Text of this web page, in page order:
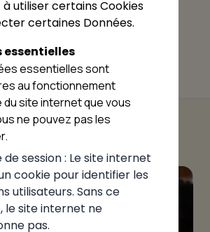
Pizzeria Genevoise
Pizzeria Genevoise
Saint-Julien-en-Genevois
utiliser certains Cookies
certaines Données.
essentielles
essentielles sont
au fonctionnement
du site internet que vous
ne pouvez pas les
de session : Le site internet
cookie pour identifier les
utilisateurs. Sans ce
le site internet ne
pas.